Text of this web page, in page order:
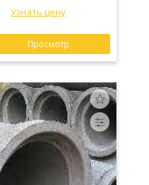
Узнать цену
Просмотр